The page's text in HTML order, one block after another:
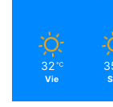
32 ℃
Vie